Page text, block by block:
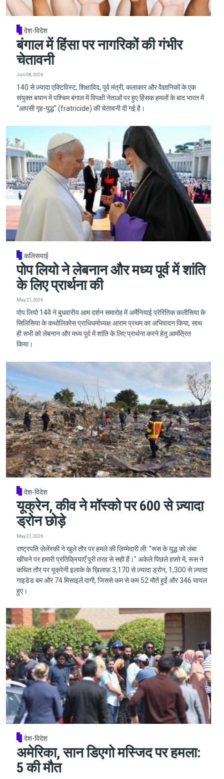
देश-विदेश
बंगाल में हिंसा पर नागरिकों की गंभीर
चेतावनी
Jun 08, 2026
140 से ज़्यादा एक्टिविस्ट, शिक्षाविद, पूर्व मंत्री, कलाकार और वैज्ञानिकों के एक
संयुक्त बयान में पश्चिम बंगाल में विपक्षी नेताओं पर हुए हिंसक हमलों के बाद भारत में
"आपसी गृह-युद्ध" (fratricide) की चेतावनी दी गई है।
कलिसयाई
पोप लियो ने लेबनान और मध्य पूर्व में शांति
के लिए प्रार्थना की
May 21, 2026
पोप लियो 14वें ने बुधवारीय आम दर्शन समारोह में अर्मेनियाई प्रेरितिक कलीसिया के
सिलिसिया के कथोलिकोस प्राधिधर्माध्यक्ष आराम प्रथम का अभिवादन किया, साथ
ही सभी को लेबनान और मध्य पूर्व में शांति के लिए प्रार्थना करने हेतु आमंत्रित
किया।
देश-विदेश
यूक्रेन, कीव ने मॉस्को पर 600 से ज़्यादा
ड्रोन छोड़े
May 21, 2026
राष्ट्रपति ज़ेलेंस्की ने खुले तौर पर हमले की ज़िम्मेदारी ली: "रूस के युद्ध को लंबा
खींचने पर हमारी प्रतिक्रियाएँ पूरी तरह से सही हैं।" अकेले पिछले हफ़्ते में, रूस ने
कथित तौर पर यूक्रेनी इलाके के ख़िलाफ़ 3,170 से ज़्यादा ड्रोन, 1,300 से ज़्यादा
गाइडेड बम और 74 मिसाइलें दागी, जिससे कम से कम 52 मौतें हुईं और 346 घायल
हुए।
देश-विदेश
अमेरिका, सान डिएगो मस्जिद पर हमला:
5 की मौत